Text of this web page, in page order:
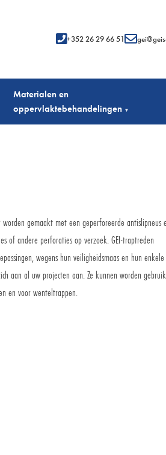
+352 26 29 66 51
Materialen en
oppervlaktebehandelingen ▾
worden gemaakt met een geperforeerde antislipneus
of andere perforaties op verzoek. GEI-traptreden
wegens hun veiligheidsmaas en hun enkele
aan al uw projecten aan. Ze kunnen worden
en voor wenteltrappen.